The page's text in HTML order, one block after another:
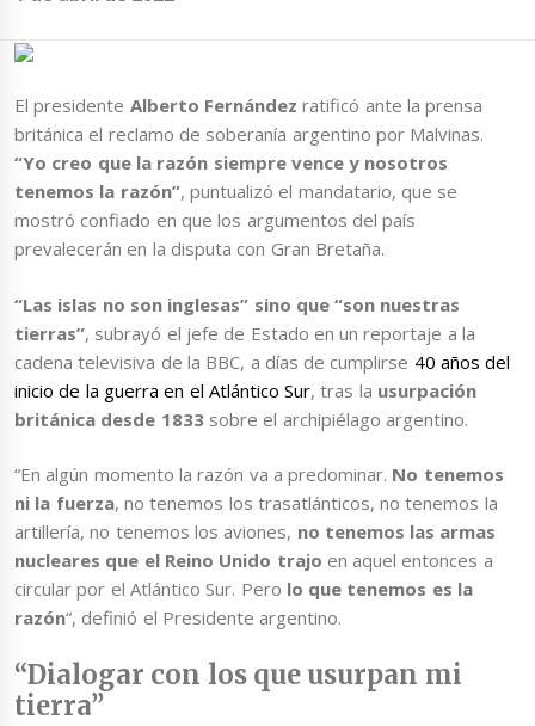
El presidente Alberto Fernández ratificó ante la prensa
británica el reclamo de soberanía argentino por Malvinas.
“Yo creo que la razón siempre vence y nosotros
tenemos la razón”, puntualizó el mandatario, que se
mostró confiado en que los argumentos del país
prevalecerán en la disputa con Gran Bretaña.
“Las islas no son inglesas” sino que “son nuestras
tierras”, subrayó el jefe de Estado en un reportaje a la
cadena televisiva de la BBC, a días de cumplirse 40 años del
inicio de la guerra en el Atlántico Sur, tras la usurpación
británica desde 1833sobre el archipiélago argentino.
“En algún momento la razón va a predominar. No tenemos
ni la fuerza, no tenemos los trasatlánticos, no tenemos la
artillería, no tenemos los aviones, no tenemos las armas
nucleares que el Reino Unido trajo en aquel entonces a
circular por el Atlántico Sur. Pero lo que tenemos es la
razón“, definió el Presidente argentino.
“Dialogar con los que usurpan mi
tierra”